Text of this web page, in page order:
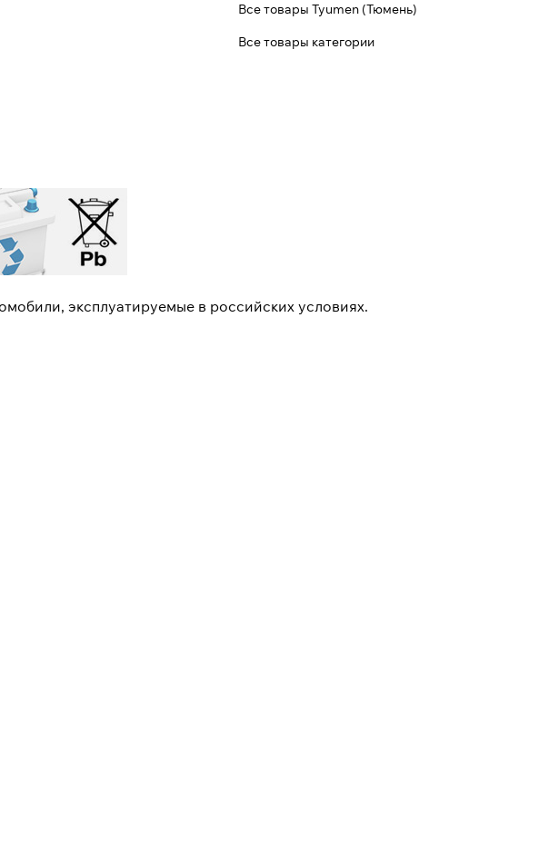
Все товары Tyumen (Тюмень)
Все товары категории
эксплуатируемые в российских условиях.